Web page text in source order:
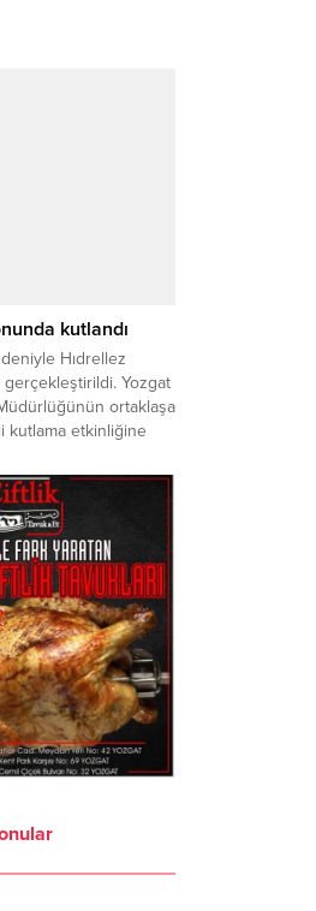
ardından çıktığı
kaybetmediğini
kutlandı
Hıdrellez
gerçekleştirildi. Yozgat
ortaklaşa
kutlama etkinliğine
Belediye Başkanı
Ahmet Akgün,
Harun Lekesiz,